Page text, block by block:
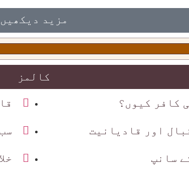
مزید دیکھیں
کالمز
کافر کیوں؟
اور قادیانیت
سانپ